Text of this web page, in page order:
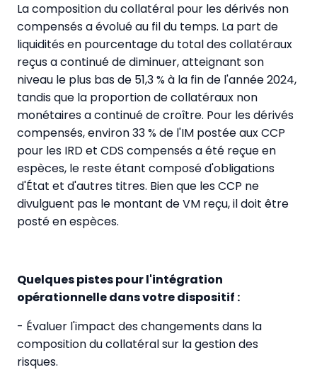
La composition du collatéral pour les dérivés non
compensés a évolué au fil du temps. La part de
liquidités en pourcentage du total des collatéraux
reçus a continué de diminuer, atteignant son
niveau le plus bas de 51,3 % à la fin de l'année 2024,
tandis que la proportion de collatéraux non
monétaires a continué de croître. Pour les dérivés
compensés, environ 33 % de l'IM postée aux CCP
pour les IRD et CDS compensés a été reçue en
espèces, le reste étant composé d'obligations
d'État et d'autres titres. Bien que les CCP ne
divulguent pas le montant de VM reçu, il doit être
posté en espèces.
Quelques pistes pour l'intégration
opérationnelle dans votre dispositif :
- Évaluer l'impact des changements dans la
composition du collatéral sur la gestion des
risques.